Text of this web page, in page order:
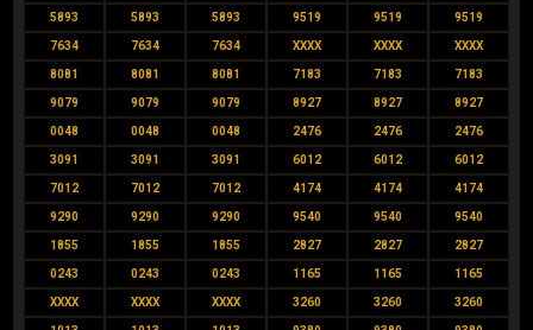
5893 5893 5893 9519 9519 9519
7634 7634 7634 XXXX XXXX XXXX
8081 8081 8081 7183 7183 7183
9079 9079 9079 8927 8927 8927
0048 0048 0048 2476 2476 2476
3091 3091 3091 6012 6012 6012
7012 7012 7012 4174 4174 4174
9290 9290 9290 9540 9540 9540
1855 1855 1855 2827 2827 2827
0243 0243 0243 1165 1165 1165
XXXX XXXX XXXX 3260 3260 3260